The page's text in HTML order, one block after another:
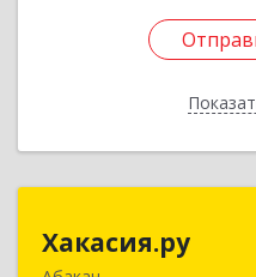
Хакасия.ру